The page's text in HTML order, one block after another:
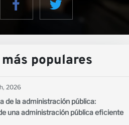
populares
2026
de la administración pública:
una administración pública eficiente